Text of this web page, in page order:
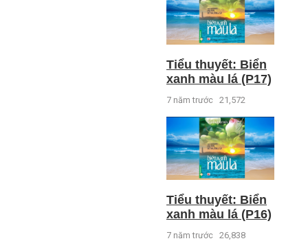
Tiểu thuyết: Biển
xanh màu lá (P17)
7 năm trước 21,572
Tiểu thuyết: Biển
xanh màu lá (P16)
7 năm trước 26,838